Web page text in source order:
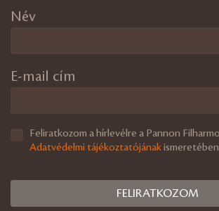
Név
E-mail cím
Feliratkozom a hírlevélre a Pannon
Adatvédelmi tájékoztatójának